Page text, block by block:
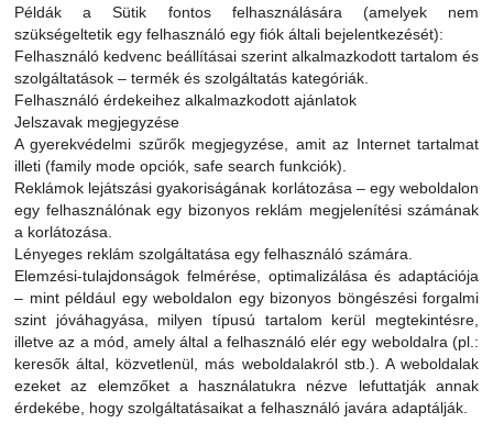
Példák a Sütik fontos felhasználására (amelyek nem
szükségeltetik egy felhasználó egy fiók általi bejelentkezését):
Felhasználó kedvenc beállításai szerint alkalmazkodott tartalom és
szolgáltatások – termék és szolgáltatás kategóriák.
Felhasználó érdekeihez alkalmazkodott ajánlatok
Jelszavak megjegyzése
A gyerekvédelmi szűrők megjegyzése, amit az Internet tartalmat
illeti (family mode opciók, safe search funkciók).
Reklámok lejátszási gyakoriságának korlátozása – egy weboldalon
egy felhasználónak egy bizonyos reklám megjelenítési számának
a korlátozása.
Lényeges reklám szolgáltatása egy felhasználó számára.
Elemzési-tulajdonságok felmérése, optimalizálása és adaptációja
– mint például egy weboldalon egy bizonyos böngészési forgalmi
szint jóváhagyása, milyen típusú tartalom kerül megtekintésre,
illetve az a mód, amely által a felhasználó elér egy weboldalra (pl.:
keresők által, közvetlenül, más weboldalakról stb.). A weboldalak
ezeket az elemzőket a használatukra nézve lefuttatják annak
érdekébe, hogy szolgáltatásaikat a felhasználó javára adaptálják.